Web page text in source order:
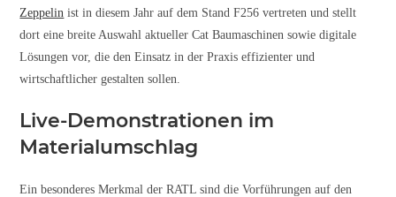
Zeppelin ist in diesem Jahr auf dem Stand F256 vertreten und stellt
dort eine breite Auswahl aktueller Cat Baumaschinen sowie digitale
Lösungen vor, die den Einsatz in der Praxis effizienter und
wirtschaftlicher gestalten sollen.
Live-Demonstrationen im
Materialumschlag
Ein besonderes Merkmal der RATL sind die Vorführungen auf den